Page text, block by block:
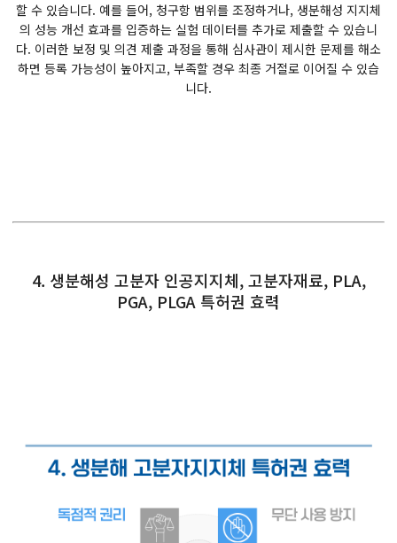
할 수 있습니다. 예를 들어, 청구항 범위를 조정하거나, 생분해성 지지체
의 성능 개선 효과를 입증하는 실험 데이터를 추가로 제출할 수 있습니
다. 이러한 보정 및 의견 제출 과정을 통해 심사관이 제시한 문제를 해소
하면 등록 가능성이 높아지고, 부족할 경우 최종 거절로 이어질 수 있습
니다.
4. 생분해성 고분자 인공지지체, 고분자재료, PLA,
PGA, PLGA 특허권 효력